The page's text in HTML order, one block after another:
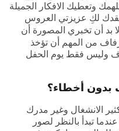
وتعطيك الافكار الجميلة
لكِ عزيزتي العروس
لا بد أن تخبري المصورة أن
من المهم أن تؤخذ
وليس فقط يوم الحفل
أخطاء؟
الانشغال وغير مدرك
تبدأ بالنظر لصور